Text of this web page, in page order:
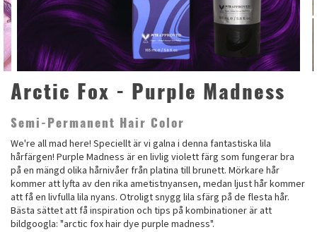
Arctic Fox - Purple Madness
Semi-Permanent Hair Color
We're all mad here! Speciellt är vi galna i denna fantastiska lila
hårfärgen! Purple Madness är en livlig violett färg som fungerar bra
på en mängd olika hårnivåer från platina till brunett. Mörkare hår
kommer att lyfta av den rika ametistnyansen, medan ljust hår kommer
att få en livfulla lila nyans. Otroligt snygg lila sfärg på de flesta hår.
Bästa sättet att få inspiration och tips på kombinationer är att
bildgoogla: "arctic fox hair dye purple madness".